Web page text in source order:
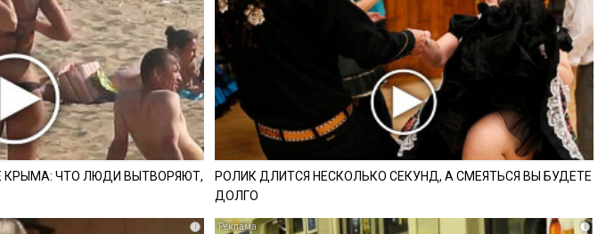
КРЫМА: ЧТО ЛЮДИ ВЫТВОРЯЮТ,
РОЛИК ДЛИТСЯ НЕСКОЛЬКО СЕКУНД, А СМЕЯТЬСЯ ВЫ БУДЕТЕ
ДОЛГО
i i